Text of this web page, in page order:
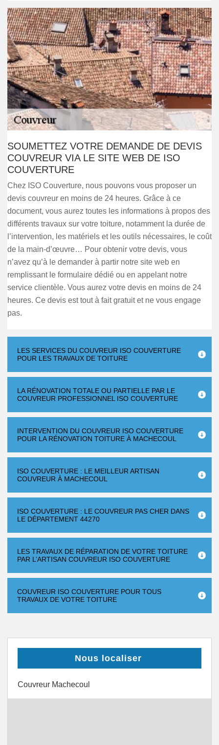
SOUMETTEZ VOTRE DEMANDE DE DEVIS
COUVREUR VIA LE SITE WEB DE ISO
COUVERTURE
Chez ISO Couverture, nous pouvons vous proposer un
devis couvreur en moins de 24 heures. Grâce à ce
document, vous aurez toutes les informations à propos des
différents travaux sur votre toiture, notamment la durée de
l’intervention, les matériels et les outils nécessaires, le coût
de la main-d’œuvre… Pour obtenir votre devis, vous
n’avez qu’à le demander à partir notre site web en
remplissant le formulaire dédié ou en appelant notre
service clientèle. Vous aurez votre devis en moins de 24
heures. Ce devis est tout à fait gratuit et ne vous engage
pas.
LES SERVICES DU COUVREUR ISO COUVERTURE
POUR LES TRAVAUX DE TOITURE
LA RÉNOVATION TOTALE OU PARTIELLE PAR LE
COUVREUR PROFESSIONNEL ISO COUVERTURE
INTERVENTION DU COUVREUR ISO COUVERTURE
POUR LA RÉNOVATION TOITURE À MACHECOUL
ISO COUVERTURE : LE MEILLEUR ARTISAN
COUVREUR À MACHECOUL
ISO COUVERTURE : LE COUVREUR PAS CHER DANS
LE DÉPARTEMENT 44270
LES TRAVAUX DE RÉPARATION DE VOTRE TOITURE
PAR L’ARTISAN COUVREUR ISO COUVERTURE
COUVREUR ISO COUVERTURE POUR TOUS
TRAVAUX DE VOTRE TOITURE
Nous localiser
Couvreur Machecoul